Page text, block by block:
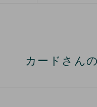
カードさん